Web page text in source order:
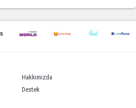
Hakkimizda
Destek